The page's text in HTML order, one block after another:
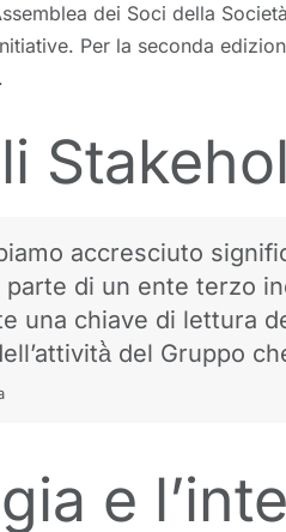
dei Soci della
Per la seconda
accresciuto
parte di un ente terzo
una chiave di lettura
del Gruppo
e